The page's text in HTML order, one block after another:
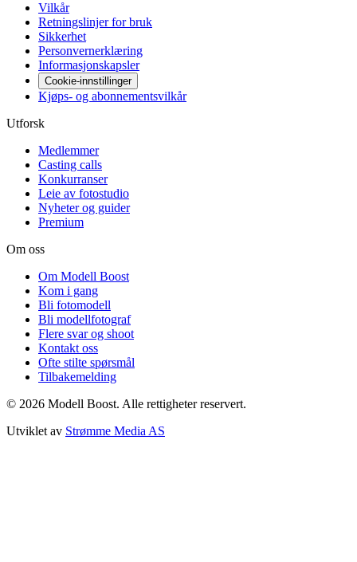
Vilkår
Retningslinjer for bruk
Sikkerhet
Personvernerklæring
Informasjonskapsler
Cookie-innstillinger
Kjøps- og abonnementsvilkår
Utforsk
Medlemmer
Casting calls
Konkurranser
Leie av fotostudio
Nyheter og guider
Premium
Om oss
Om Modell Boost
Kom i gang
Bli fotomodell
Bli modellfotograf
Flere svar og shoot
Kontakt oss
Ofte stilte spørsmål
Tilbakemelding
© 2026 Modell Boost. Alle rettigheter reservert.
Utviklet av Strømme Media AS